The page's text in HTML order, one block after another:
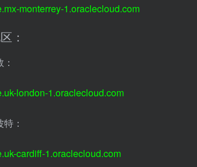
monterrey-1.oraclecloud.com
：
london-1.oraclecloud.com
：
cardiff-1.oraclecloud.com